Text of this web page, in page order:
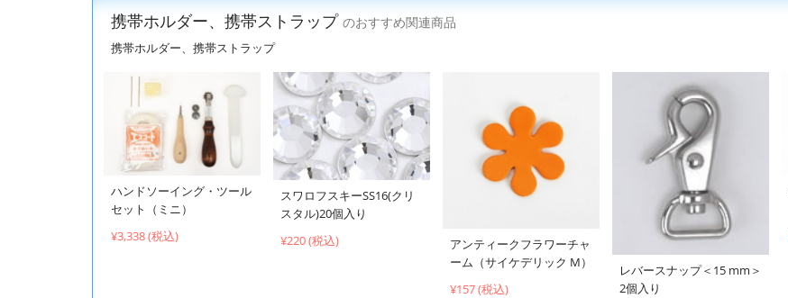
携帯ホルダー、携帯ストラップ のおすすめ関連商品
携帯ホルダー、携帯ストラップ
ハンドソーイング・ツール
セット（ミニ）
¥3,338 (税込)
スワロフスキーSS16(クリ
スタル)20個入り
¥220 (税込)
アンティークフラワーチャ
ーム（サイケデリック M）
¥157 (税込)
レバースナップ＜15 mm＞
2個入り